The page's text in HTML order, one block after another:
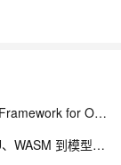
阅读笔记：DocOCR-Eval: A Correction-Based Framework for OCR Tool Selection Without Ground Truth
浏览器端多语种 AI 配音卡在 86%？从 WebGPU、WASM 到模型缓存治理的完整修复实践